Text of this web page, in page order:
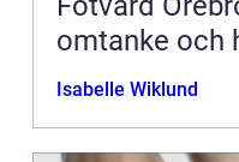
omtanke och
Isabelle Wiklund